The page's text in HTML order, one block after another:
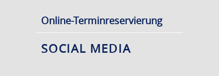
Online-Terminreservierung
SOCIAL MEDIA